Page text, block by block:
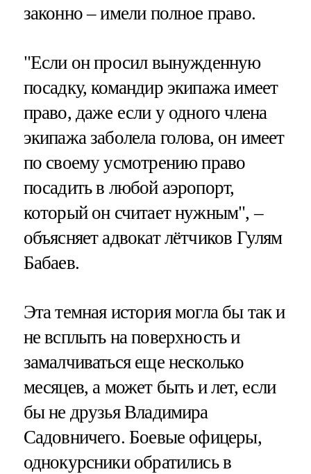
законно – имели полное право.
"Если он просил вынужденную
посадку, командир экипажа имеет
право, даже если у одного члена
экипажа заболела голова, он имеет
по своему усмотрению право
посадить в любой аэропорт,
который он считает нужным", –
объясняет адвокат лётчиков Гулям
Бабаев.
Эта темная история могла бы так и
не всплыть на поверхность и
замалчиваться еще несколько
месяцев, а может быть и лет, если
бы не друзья Владимира
Садовничего. Боевые офицеры,
однокурсники обратились в